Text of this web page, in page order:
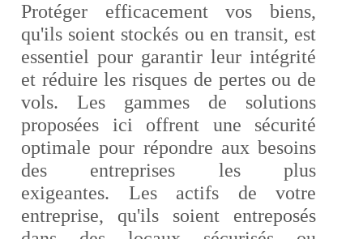
Protéger efficacement vos biens,
qu'ils soient stockés ou en transit, est
essentiel pour garantir leur intégrité
et réduire les risques de pertes ou de
vols. Les gammes de solutions
proposées ici offrent une sécurité
optimale pour répondre aux besoins
des entreprises les plus
exigeantes. Les actifs de votre
entreprise, qu'ils soient entreposés